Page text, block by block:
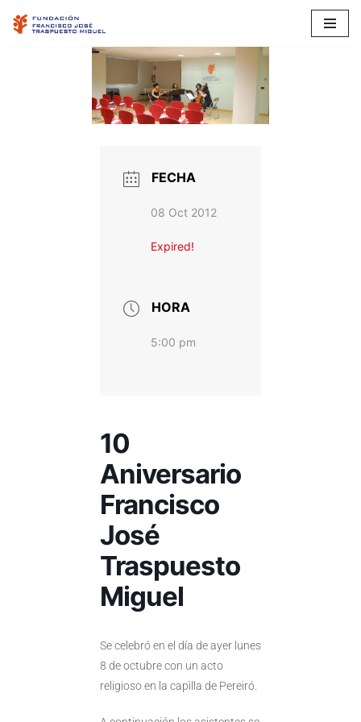
FECHA
08 Oct 2012
Expired!
HORA
5:00 pm
10
Aniversario
Francisco
José
Traspuesto
Miguel
Se celebró en el día de ayer lunes
8 de octubre con un acto
religioso en la capìlla de Pereiró.